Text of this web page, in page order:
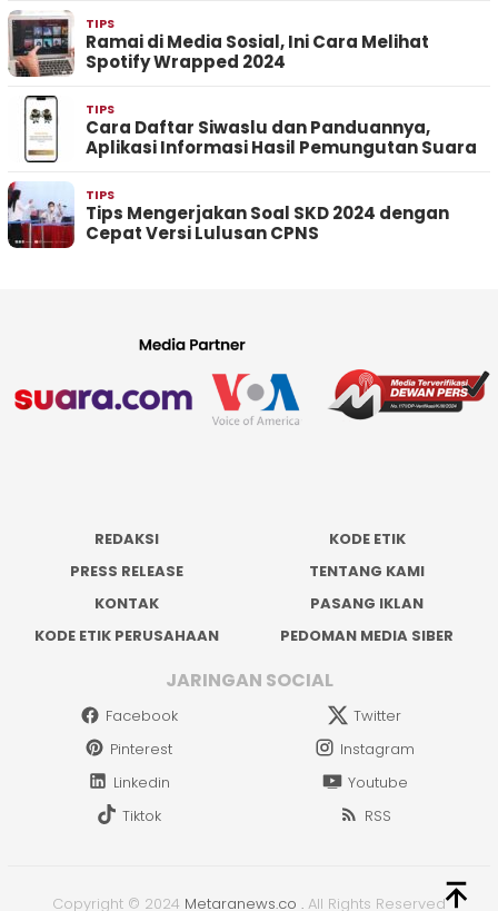
TIPS
Ramai di Media Sosial, Ini Cara Melihat
Spotify Wrapped 2024
TIPS
Cara Daftar Siwaslu dan Panduannya,
Aplikasi Informasi Hasil Pemungutan Suara
TIPS
Tips Mengerjakan Soal SKD 2024 dengan
Cepat Versi Lulusan CPNS
REDAKSI
KODE ETIK
PRESS RELEASE
TENTANG KAMI
KONTAK
PASANG IKLAN
KODE ETIK PERUSAHAAN
PEDOMAN MEDIA SIBER
JARINGAN SOCIAL
Facebook
Twitter
Pinterest
Instagram
Linkedin
Youtube
Tiktok
RSS
Copyright © 2024 Metaranews.co . All Rights Reserved